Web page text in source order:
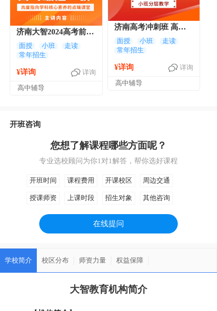
济南大智2024高考前点
题班 考前冲刺班
面授 小班
走读
常年招生
¥详询 详询
高中辅导
济南高考冲刺班 高考
全科冲刺课程
面授 小班
走读
常年招生
¥详询 详询
高中辅导
开班咨询
您想了解课程哪些方面呢？
专业选校顾问为你1对1解答，帮你选好课程
开班时间 课程费用 开课校区 周边交通
授课师资 上课时段 招生对象 其他咨询
在线提问
学校简介 校区分布 师资力量 权益保障
大智教育机构简介